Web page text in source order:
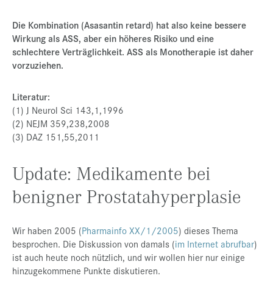
Die Kombination (Asasantin retard) hat also keine bessere
Wirkung als ASS, aber ein höheres Risiko und eine
schlechtere Verträglichkeit. ASS als Monotherapie ist daher
vorzuziehen.
Literatur:
(1) J Neurol Sci 143,1,1996
(2) NEJM 359,238,2008
(3) DAZ 151,55,2011
Update: Medikamente bei
benigner Prostatahyperplasie
Wir haben 2005 (Pharmainfo XX/1/2005) dieses Thema
besprochen. Die Diskussion von damals (im Internet abrufbar)
ist auch heute noch nützlich, und wir wollen hier nur einige
hinzugekommene Punkte diskutieren.